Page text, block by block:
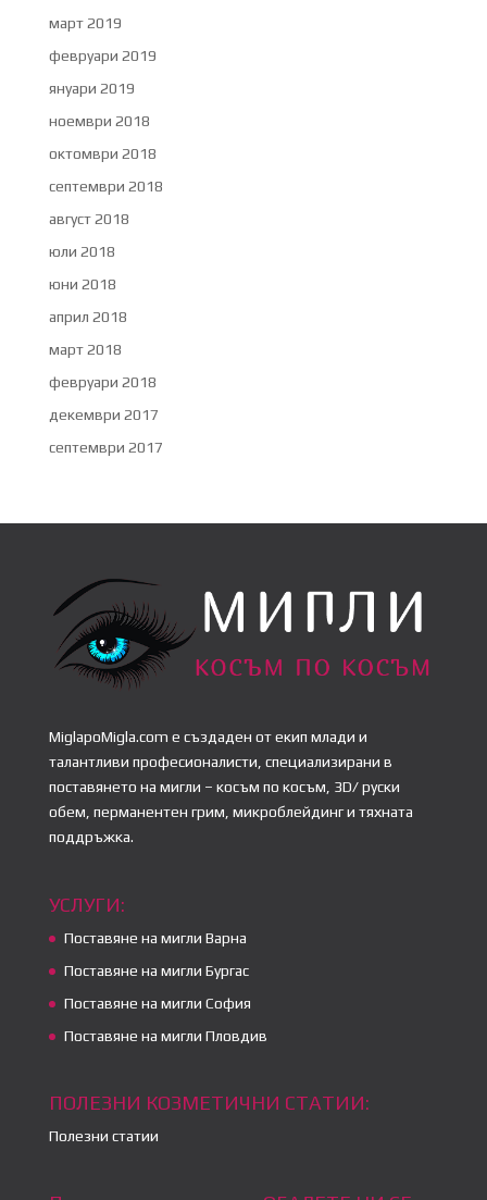
март 2019
февруари 2019
януари 2019
ноември 2018
октомври 2018
септември 2018
август 2018
юли 2018
юни 2018
април 2018
март 2018
февруари 2018
декември 2017
септември 2017
MiglapoMigla.com е създаден от екип млади и
талантливи професионалисти, специализирани в
поставянето на мигли – косъм по косъм, 3D/ руски
обем, перманентен грим, микроблейдинг и тяхната
поддръжка.
УСЛУГИ:
Поставяне на мигли Варна
Поставяне на мигли Бургас
Поставяне на мигли София
Поставяне на мигли Пловдив
ПОЛЕЗНИ КОЗМЕТИЧНИ СТАТИИ:
Полезни статии